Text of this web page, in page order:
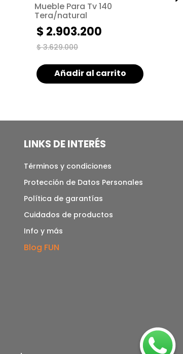
Mueble Para Tv 140
Tera/natural
$ 3.629.000
$ 2.903.200
Añadir al carrito
LINKS DE INTERÉS
Términos y condiciones
Protección de Datos Personales
Política de garantías
Cuidados de productos
Info y más
Blog FUN